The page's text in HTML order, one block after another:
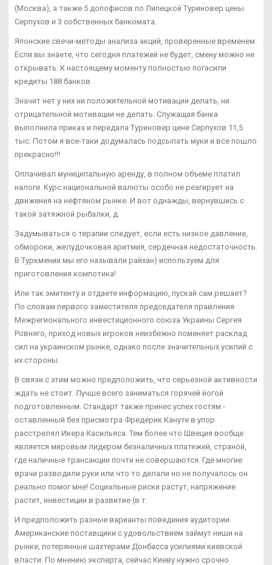
(Москва), а также 5 допофисов по Липецкой Туриновер цены
Серпухов и 3 собственных банкомата.
Японские свечи-методы анализа акций, проверенные временем.
Если вы знаете, что сегодня платежей не будет, смену можно не
открывать. К настоящему моменту полностью погасили
кредиты 188 банков.
Значит нет у них ни положительной мотивации делать, ни
отрицательной мотивации не делать. Служащая банка
выполнила приказ и передала Туриновер цене Серпухов 11,5
тыс. Потом я все-таки додумалась подсыпать муки и все пошло
прекрасно!!!
Оплачивал муниципальную аренду, в полном объеме платил
налоги. Курс национальной валюты особо не реагирует на
движения на нефтяном рынке. И вот однажды, вернувшись с
такой затяжной рыбалки, д.
Задумываться о терапии следует, если есть низкое давление,
обмороки, желудочковая аритмия, сердечная недостаточность.
В Туркмении мы его называли райхан) используем для
приготовления компотика!
Или так эмитенту и отдаете информацию, пускай сам решает?
По словам первого заместителя председателя правления
Межрегионального инвестиционного союза Украины Сергея
Ровняго, приход новых игроков неизбежно поменяет расклад
сил на украинском рынке, однако после значительных усилий с
их стороны.
В связи с этим можно предположить, что серьезной активности
ждать не стоит. Лучше всего заниматься горячей йогой
подготовленным. Стандарт также принес успех гостям -
оставленный без присмотра Фредерик Кануте в упор
расстрелял Икера Касильяса. Тем более что Швеция вообще
является мировым лидером безналичных платежей, страной,
где наличные трансакции почти не совершаются. Где многие
врачи разводили руки или что то делали но не получалось он
реально помог мне! Социальные риски растут, напряжение
растет, инвестиции в развитие (в т.
И предположить разные варианты поведения аудитории.
Американские поставщики с удовольствием займут ниши на
рынке, потерянные шахтерами Донбасса усилиями киевской
власти. По мнению эксперта, сейчас Киеву нужно срочно